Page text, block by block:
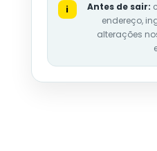
i Antes de sair:
endereço,
alterações